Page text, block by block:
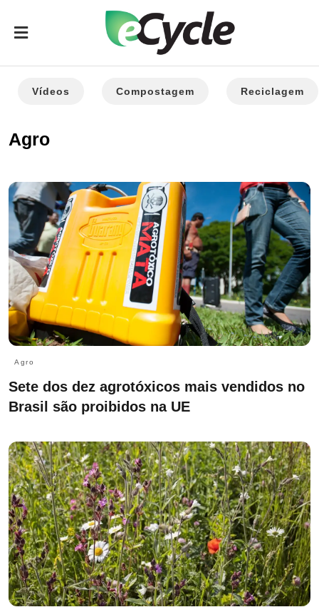
Vídeos Compostagem Reciclagem
Agro
Agro
Sete dos dez agrotóxicos mais vendidos no
Brasil são proibidos na UE